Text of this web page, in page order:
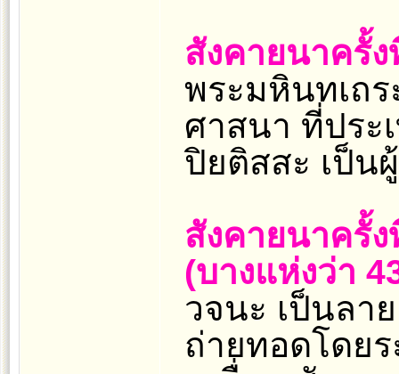
สังคายนาครั้
พระมหินทเถ
ศาสนา ที่ประ
ปิยติสสะ เป็น
สังคายนาครั้
(บางแห่งว่า
วจนะ เป็นลา
ถ่ายทอดโดย